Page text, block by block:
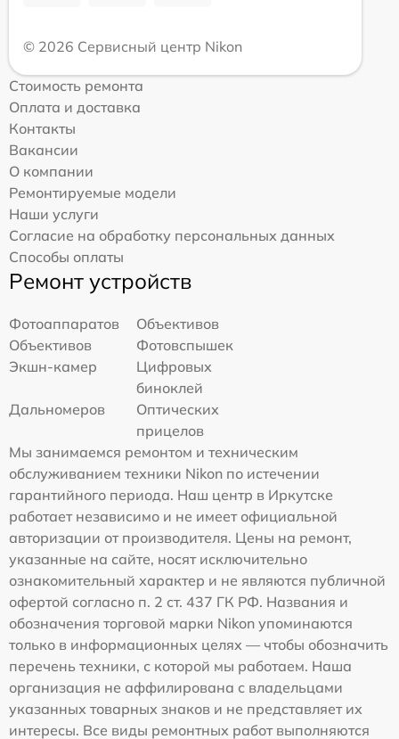
© 2026 Сервисный центр Nikon
Стоимость ремонта
Оплата и доставка
Контакты
Вакансии
О компании
Ремонтируемые модели
Наши услуги
Согласие на обработку персональных данных
Способы оплаты
Ремонт устройств
Фотоаппаратов
Объективов
Объективов
Фотовспышек
Экшн-камер
Цифровых
биноклей
Дальномеров
Оптических
прицелов
Мы занимаемся ремонтом и техническим
обслуживанием техники Nikon по истечении
гарантийного периода. Наш центр в Иркутске
работает независимо и не имеет официальной
авторизации от производителя. Цены на ремонт,
указанные на сайте, носят исключительно
ознакомительный характер и не являются публичной
офертой согласно п. 2 ст. 437 ГК РФ. Названия и
обозначения торговой марки Nikon упоминаются
только в информационных целях — чтобы обозначить
перечень техники, с которой мы работаем. Наша
организация не аффилирована с владельцами
указанных товарных знаков и не представляет их
интересы. Все виды ремонтных работ выполняются